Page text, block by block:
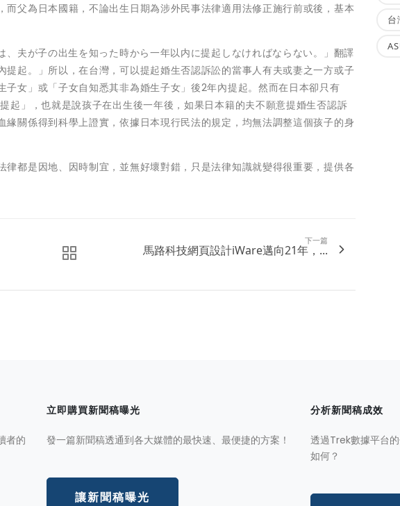
父為日本國籍，不論出生日期為涉外民事法律適用法修正施行前或後，基本
夫が子の出生を知った時から一年以内に提起しなければならない。」翻譯
起。」所以，在台灣，可以提起婚生否認訴訟的當事人有夫或妻之一方或子
女」或「子女自知悉其非為婚生子女」後2年內提起。然而在日本卻只有
起」，也就是說孩子在出生後一年後，如果日本籍的夫不願意提婚生否認訴
關係得到科學上證實，依據日本現行民法的規定，均無法調整這個孩子的身
都是因地、因時制宜，並無好壞對錯，只是法律知識就變得很重要，提供各
下一篇
馬路科技網頁設計iWare邁向21年，...
台
者的
立即購買新聞稿曝光
發一篇新聞稿透通到各大媒體的最快速、最便捷的方案！
讓新聞稿曝光
分析新聞稿成效
透過Trek數據平台
如何？